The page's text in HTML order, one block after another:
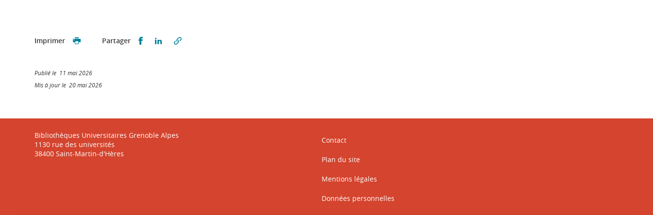
Imprimer Partager Partager sur Facebook
Partager sur LinkedIn
Publié le 11 mai 2026
Mis à jour le 20 mai 2026
Bibliothèques Universitaires Grenoble Alpes
1130 rue des universités
38400 Saint-Martin-d'Hères
Contact
Plan du site
Mentions légales
Données personnelles